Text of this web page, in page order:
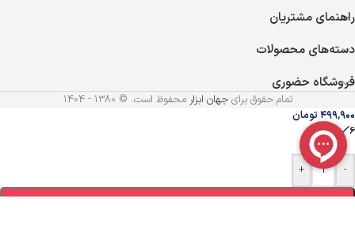
راهنمای مشتریان
دسته‌های محصولات
فروشگاه حضوری
تمام حقوق برایجهان ابزار محفوظ است. © 1380 - 1404
۴۹۹,۹۰۰تومان
6 در انبار
-
+